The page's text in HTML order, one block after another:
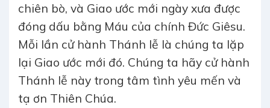
chiên bò, và Giao ước mới ngày xưa được
đóng dấu bằng Máu của chính Đức Giêsu.
Mỗi lần cử hành Thánh lễ là chúng ta lặp
lại Giao ước mới đó. Chúng ta hãy cử hành
Thánh lễ này trong tâm tình yêu mến và
tạ ơn Thiên Chúa.